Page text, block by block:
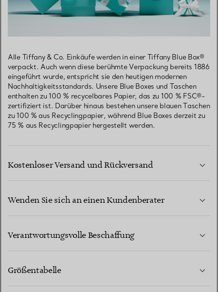
Alle Tiffany & Co. Einkäufe werden in einer Tiffany Blue Box®
verpackt. Auch wenn diese berühmte Verpackung bereits 1886
eingeführt wurde, entspricht sie den heutigen modernen
Nachhaltigkeitsstandards. Unsere Blue Boxes und Taschen
enthalten zu 100 % recycelbares Papier, das zu 100 % FSC®-
zertifiziert ist. Darüber hinaus bestehen unsere blauen Taschen
zu 100 % aus Recyclingpapier, während Blue Boxes derzeit zu
75 % aus Recyclingpapier hergestellt werden.
Kostenloser Versand und Rückversand
Wenden Sie sich an einen Kundenberater
Verantwortungsvolle Beschaffung
Größentabelle